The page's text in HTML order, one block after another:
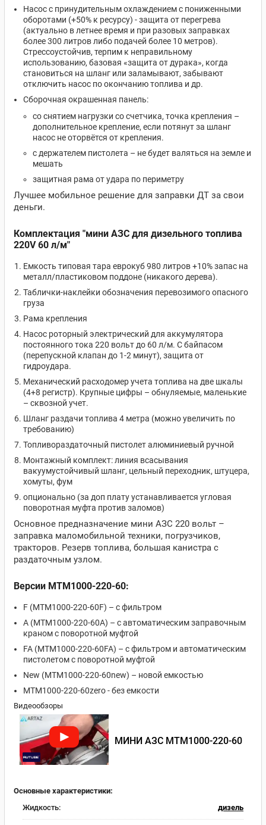
Насос с принудительным охлаждением с пониженными
оборотами (+50% к ресурсу) - защита от перегрева
(актуально в летнее время и при разовых заправках
более 300 литров либо подачей более 10 метров).
Стрессоустойчив, терпим к неправильному
использованию, базовая «защита от дурака», когда
становиться на шланг или заламывают, забывают
отключить насос по окончанию топлива и др.
Сборочная окрашенная панель:
со снятием нагрузки со счетчика, точка крепления –
дополнительное крепление, если потянут за шланг
насос не оторвётся от крепления.
с держателем пистолета – не будет валяться на земле и
мешать
защитная рама от удара по периметру
Лучшее мобильное решение для заправки ДТ за свои
деньги.
Комплектация "мини АЗС для дизельного топлива
220V 60 л/м"
Емкость типовая тара еврокуб 980 литров +10% запас на
металл/пластиковом поддоне (никакого дерева).
Таблички-наклейки обозначения перевозимого опасного
груза
Рама крепления
Насос роторный электрический для аккумулятора
постоянного тока 220 вольт до 60 л/м. С байпасом
(перепускной клапан до 1-2 минут), защита от
гидроудара.
Механический расходомер учета топлива на две шкалы
(4+8 регистр). Крупные цифры – обнуляемые, маленькие
– сквозной учет.
Шланг раздачи топлива 4 метра (можно увеличить по
требованию)
Топливораздаточный пистолет алюминиевый ручной
Монтажный комплект: линия всасывания
вакуумустойчивый шланг, цельный переходник, штуцера,
хомуты, фум
опционально (за доп плату устанавливается угловая
поворотная муфта против заломов)
Основное предназначение мини АЗС 220 вольт –
заправка маломобильной техники, погрузчиков,
тракторов. Резерв топлива, большая канистра с
раздаточным узлом.
Версии MTM1000-220-60:
F (MTM1000-220-60F) – с фильтром
A (MTM1000-220-60A) – с автоматическим заправочным
краном с поворотной муфтой
FA (MTM1000-220-60FA) – с фильтром и автоматическим
пистолетом с поворотной муфтой
New (MTM1000-220-60new) – новой емкостью
MTM1000-220-60zero - без емкости
Видеообзоры
МИНИ АЗС MTM1000-220-60
Основные характеристики:
Жидкость:
дизель